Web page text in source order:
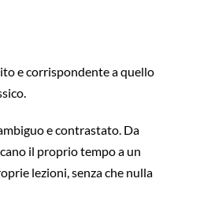
e corrispondente a quello
e contrastato. Da
il proprio tempo a un
lezioni, senza che nulla